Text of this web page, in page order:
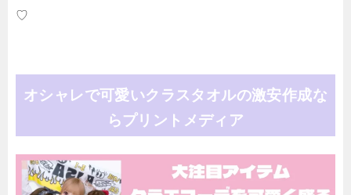
♡
オシャレで可愛いクラスタオルの激安作成な
らプリントメディア